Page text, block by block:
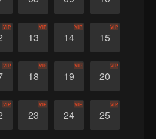
VIP
13
VIP
14
VIP
15
VIP
VIP
18
VIP
19
VIP
20
VIP
VIP
23
VIP
24
VIP
25
VIP